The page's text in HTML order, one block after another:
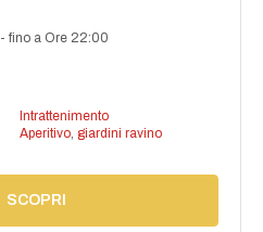
-fino a Ore 22:00
Intrattenimento
Aperitivo, giardini ravino
SCOPRI